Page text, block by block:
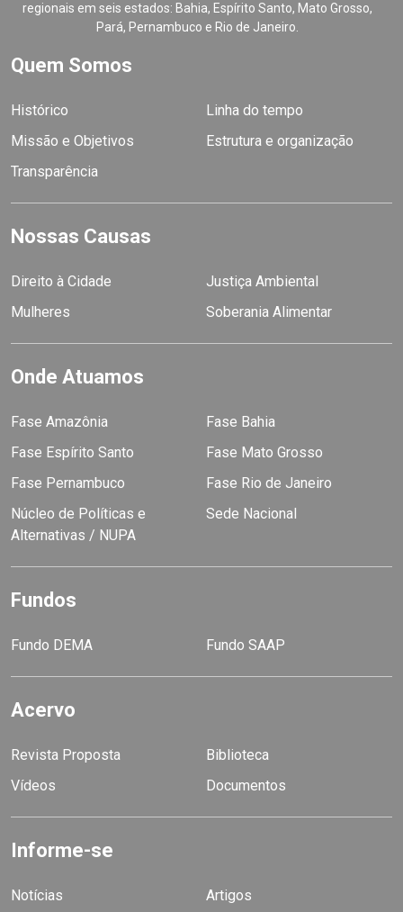
regionais em seis estados: Bahia, Espírito Santo, Mato Grosso,
Pará, Pernambuco e Rio de Janeiro.
Quem Somos
Histórico
Linha do tempo
Missão e Objetivos
Estrutura e organização
Transparência
Nossas Causas
Direito à Cidade
Justiça Ambiental
Mulheres
Soberania Alimentar
Onde Atuamos
Fase Amazônia
Fase Bahia
Fase Espírito Santo
Fase Mato Grosso
Fase Pernambuco
Fase Rio de Janeiro
Núcleo de Políticas e
Alternativas / NUPA
Sede Nacional
Fundos
Fundo DEMA Fundo SAAP
Acervo
Revista Proposta
Biblioteca
Vídeos
Documentos
Informe-se
Notícias
Artigos